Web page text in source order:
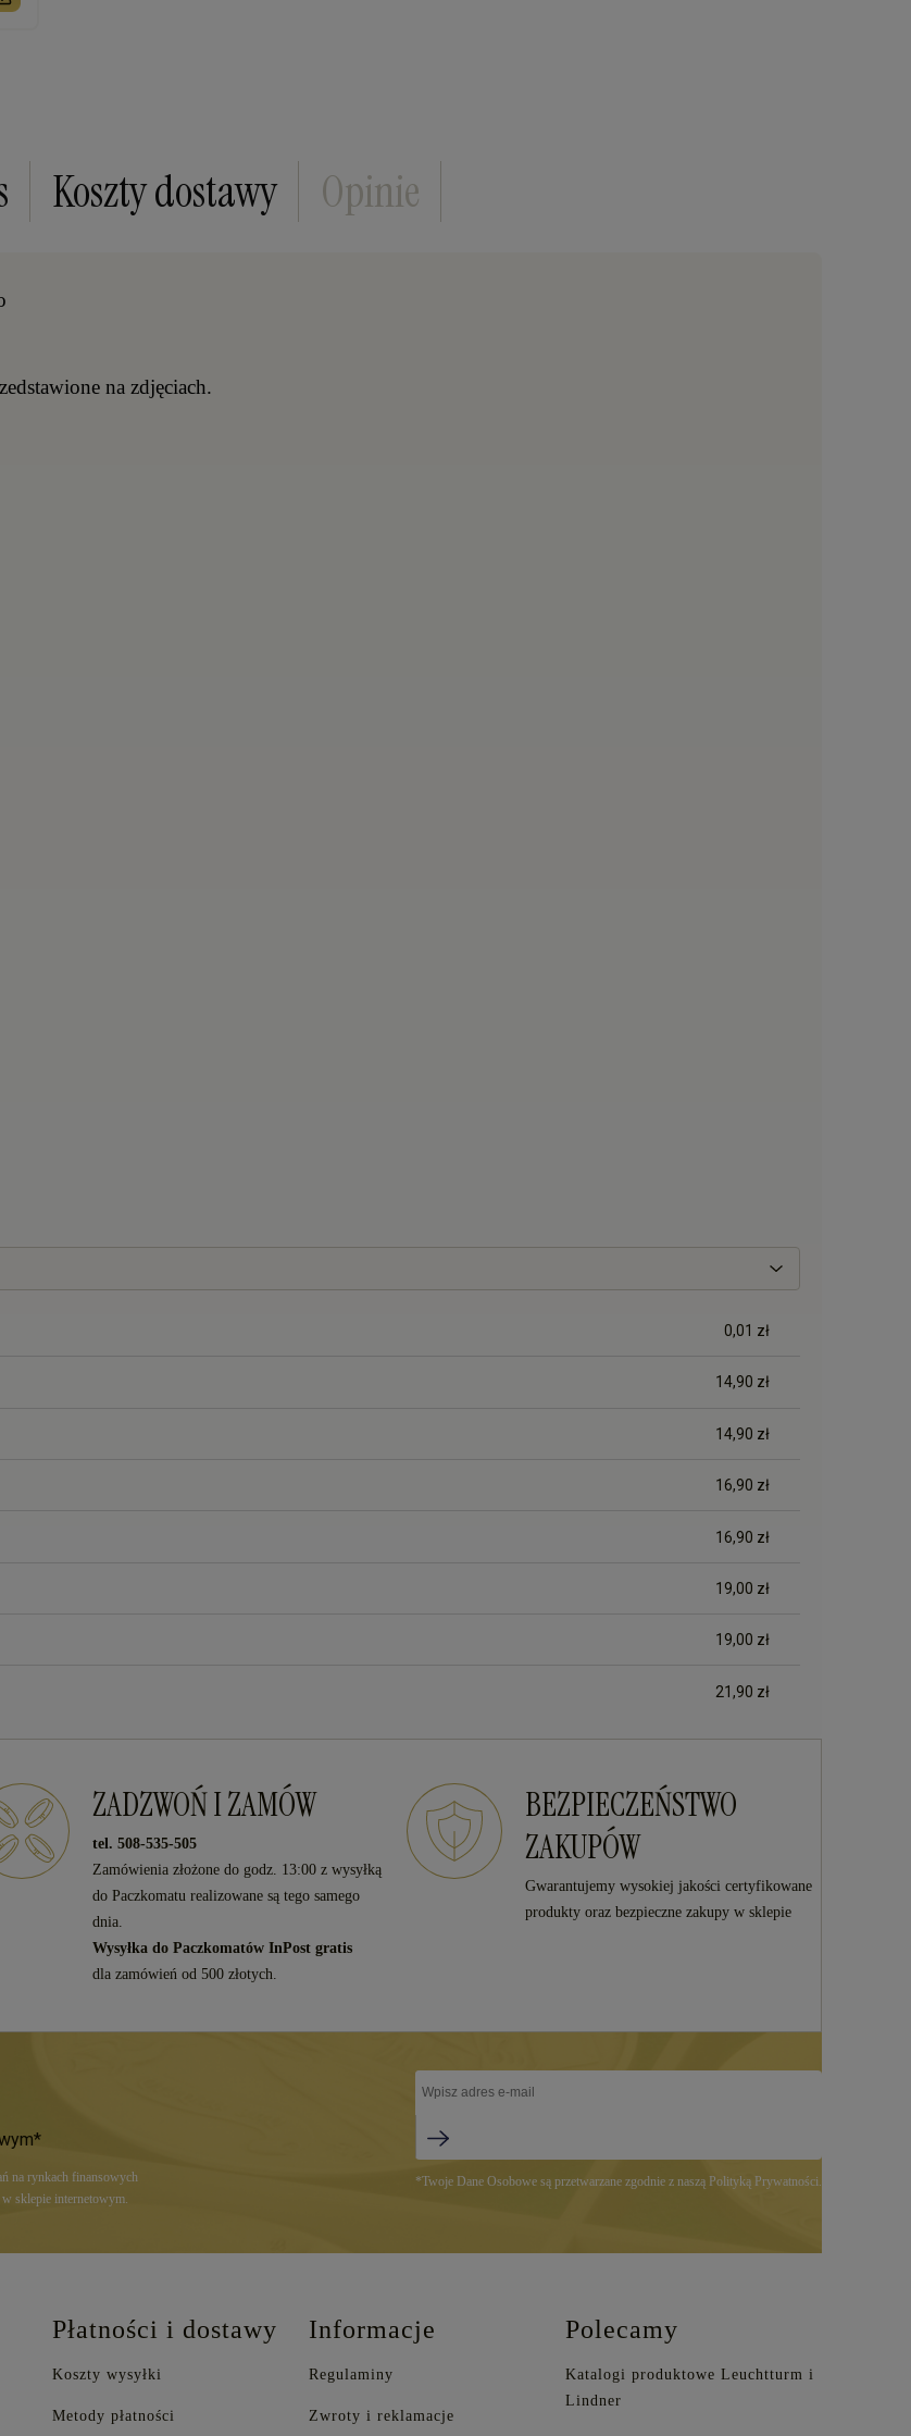
Koszty dostawy Opinie
na zdjęciach.
0,01 zł
14,90 zł
14,90 zł
16,90 zł
16,90 zł
19,00 zł
19,00 zł
21,90 zł
ZADZWOŃ I ZAMÓW
tel. 508-535-505
Zamówienia złożone do godz. 13:00 z wysyłką
do Paczkomatu realizowane są tego samego
dnia.
Wysyłka do Paczkomatów InPost gratis
dla zamówień od 500 złotych.
BEZPIECZEŃSTWO
ZAKUPÓW
Gwarantujemy wysokiej jakości certyfikowane
produkty oraz bezpieczne zakupy w sklepie
na rynkach finansowych
sklepie internetowym.
*Twoje Dane Osobowe są przetwarzane zgodnie z naszą Polityką Prywatności.
Płatności i dostawy
Koszty wysyłki
Metody płatności
Informacje
Regulaminy
Zwroty i reklamacje
Polecamy
Katalogi produktowe Leuchtturm i
Lindner